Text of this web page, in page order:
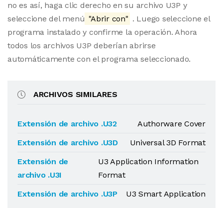
no es así, haga clic derecho en su archivo U3P y
seleccione del menú "Abrir con" . Luego seleccione el
programa instalado y confirme la operación. Ahora
todos los archivos U3P deberían abrirse
automáticamente con el programa seleccionado.
ARCHIVOS SIMILARES
Extensión de archivo .U32
Authorware Cover
Extensión de archivo .U3D
Universal 3D Format
Extensión de
archivo .U3I
U3 Application Information
Format
Extensión de archivo .U3P
U3 Smart Application